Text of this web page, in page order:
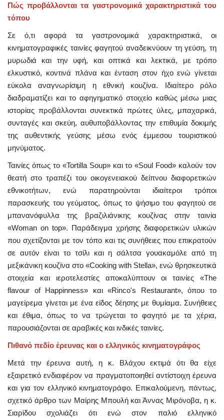
Πώς προβάλλονται τα γαστρονομικά χαρακτηριστικά του
τόπου
Σε ό,τι αφορά τα γαστρονομικά χαρακτηριστικά, οι
κινηματογραφικές ταινίες φαγητού αναδεικνύουν τη γεύση, τη
μυρωδιά και την υφή, και οπτικά και λεκτικά, με τρόπο
ελκυστικό, κοντινά πλάνα και ένταση στον ήχο ενώ γίνεται
εύκολα αναγνωρίσιμη η εθνική κουζίνα. Ιδιαίτερο ρόλο
διαδραματίζει και το αφηγηματικό στοιχείο καθώς μέσω μιας
ιστορίας προβάλλονται συνεκτικά πρώτες ύλες, μπαχαρικά,
συνταγές και σκεύη, αυθυποβάλλοντας την επιθυμία δοκιμής
της αυθεντικής γεύσης μέσω ενός έμμεσου τουριστικού
μηνύματος.
Ταινίες όπως το «Tortilla Soup» και το «Soul Food» καλούν τον
θεατή στο τραπέζι του οικογενειακού δείπνου διαφορετικών
εθνικοτήτων, ενώ παρατηρούνται ιδιαίτεροι τρόποι
παρασκευής του γεύματος, όπως το ψήσιμο του φαγητού σε
μπανανόφυλλα της βραζιλιάνικης κουζίνας στην ταινία
«Woman on top». Παράδειγμα χρήσης διαφορετικών υλικών
που σχετίζονται με τον τόπο και τις συνήθειες που επικρατούν
σε αυτόν είναι το τσίλι και η σάλτσα γουακαμόλε από τη
μεξικάνικη κουζίνα στο «Cooking with Stella», ενώ θρησκευτικά
στοιχεία και ιεροτελεστίες αποκαλύπτουν οι ταινίες «The
flavour of Happinness» και «Rinco's Restaurant», όπου το
μαγείρεμα γίνεται με ένα είδος δέησης με θυμίαμα. Συνήθειες
και έθιμα, όπως το να τρώγεται το φαγητό με τα χέρια,
παρουσιάζονται σε αραβικές και ινδικές ταινίες.
Πιθανό πεδίο έρευνας και ο ελληνικός κινηματογράφος
Μετά την έρευνα αυτή, η κ. Βλάχου εκτιμά ότι θα είχε
εξαιρετικό ενδιαφέρον να πραγματοποιηθεί αντίστοιχη έρευνα
και για τον ελληνικό κινηματογράφο. Επικαλούμενη, πάντως,
σχετικό άρθρο των Μαίρης Μπουλή και Άννας Μιρόνοβα, η κ.
Σιαρίδου σχολιάζει ότι ενώ στον παλιό ελληνικό